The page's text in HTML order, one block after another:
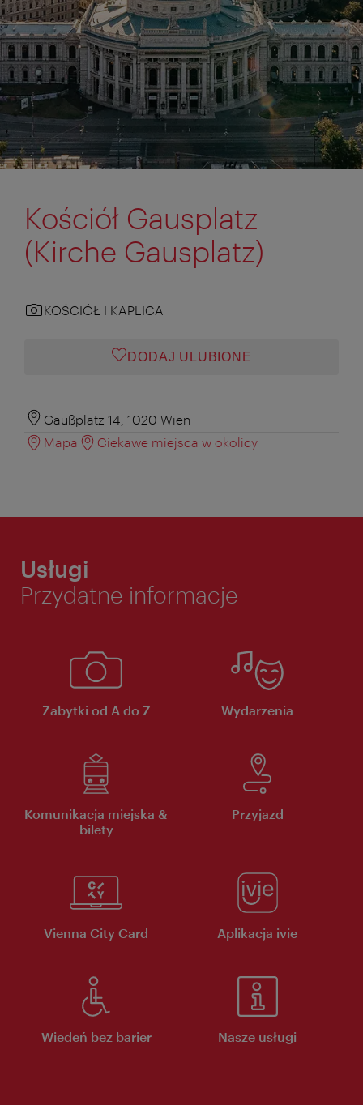
Kościół Gausplatz
(Kirche Gausplatz)
KOŚCIÓŁ I KAPLICA
DODAJ ULUBIONE
Gaußplatz 14, 1020 Wien
Mapa
Ciekawe miejsca w okolicy
Usługi
Przydatne informacje
Zabytki od A do Z Wydarzenia
Komunikacja miejska &
bilety
Przyjazd
Vienna City Card Aplikacja ivie
Wiedeń bez barier Nasze usługi